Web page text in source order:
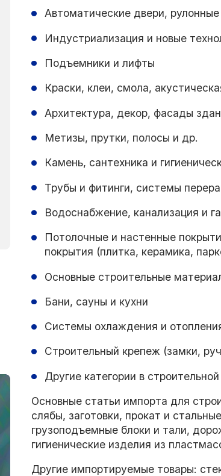
Автоматические двери,
Индустриализация и новые
Подъемники и лифты
Краски, клеи, смола,
Архитектура, декор, фасады
Метизы, прутки, полосы и др.
Камень, сантехника и
Трубы и фитинги, системы
Водоснабжение, канализация и
Потолочные и настенные
покрытия (плитка, керамика,
Основные строительные
Бани, сауны и кухни
Системы охлаждения и
Строительный крепеж (замки,
Другие категории в
Основные статьи импорта для
слябы, заготовки, прокат и
грузоподъемные блоки и тали,
гигиенические изделия из
Другие импортируемые товары: